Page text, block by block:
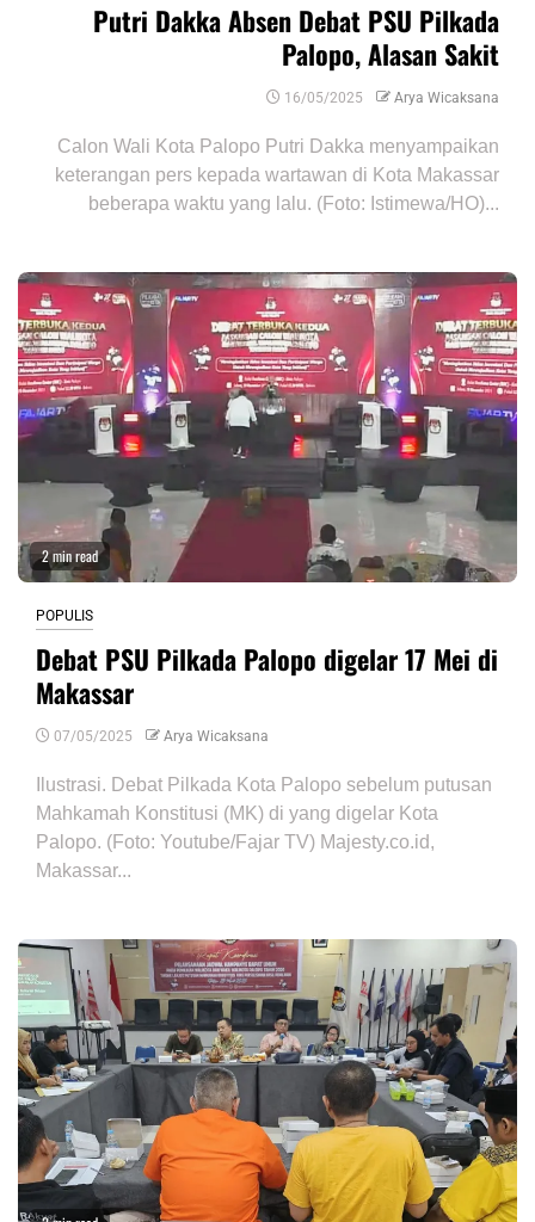
Putri Dakka Absen Debat PSU Pilkada
Palopo, Alasan Sakit
16/05/2025 Arya Wicaksana
Calon Wali Kota Palopo Putri Dakka menyampaikan
keterangan pers kepada wartawan di Kota Makassar
beberapa waktu yang lalu. (Foto: Istimewa/HO)...
2 min read
POPULIS
Debat PSU Pilkada Palopo digelar 17 Mei di
Makassar
07/05/2025 Arya Wicaksana
Ilustrasi. Debat Pilkada Kota Palopo sebelum putusan
Mahkamah Konstitusi (MK) di yang digelar Kota
Palopo. (Foto: Youtube/Fajar TV) Majesty.co.id,
Makassar...